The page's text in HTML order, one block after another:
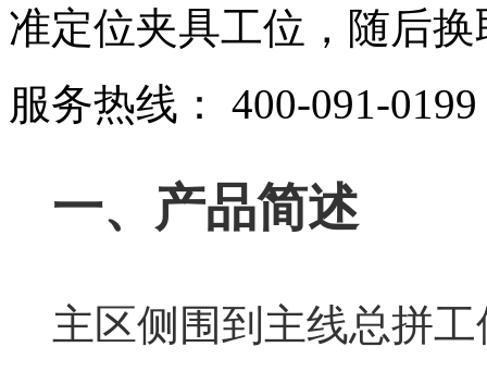
准定位夹具工位，随后
服务热线：
400-091-0199
一、产品简述
主区侧围到主线总拼